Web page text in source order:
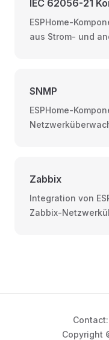
IEC 62056-21
ESPHome-
aus Strom- und
SNMP
ESPHome-
Zabbix
Integration von
Zabbix-
Contact:
Copyright